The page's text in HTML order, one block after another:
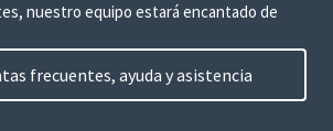
nuestro equipo estará encantado de
frecuentes, ayuda y asistencia